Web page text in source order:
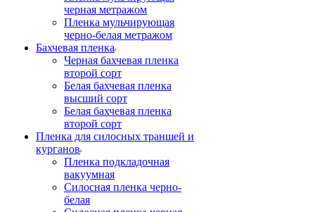
черная метражом
Пленка мульчирующая
черно-белая метражом
Бахчевая пленка
Черная бахчевая пленка
второй сорт
Белая бахчевая пленка
высший сорт
Белая бахчевая пленка
второй сорт
Пленка для силосных траншей и
курганов
Пленка подкладочная
вакуумная
Силосная пленка черно-
белая